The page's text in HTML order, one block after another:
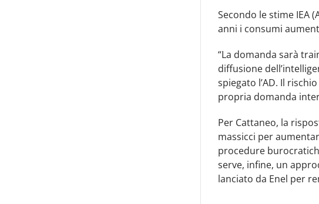
Secondo le stime IEA
anni i consumi
“La domanda sarà
diffusione
spiegato l’AD. Il
propria domanda
Per Cattaneo, la
massicci per
procedure
serve, infine, un
lanciato da Enel per